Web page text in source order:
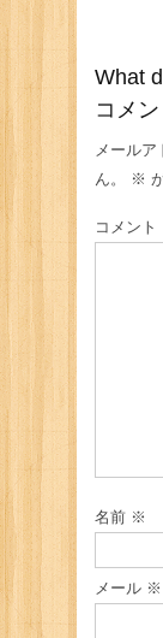
What
コメ
メールア
ん。
※
コメント
名前 ※
メール ※